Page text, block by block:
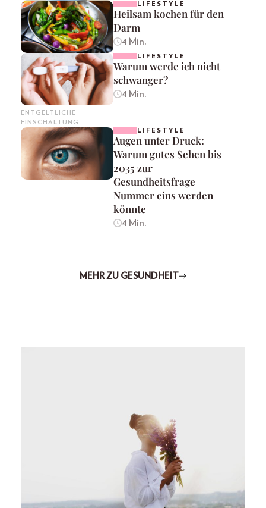
LIFESTYLE
Heilsam kochen für den
Darm
4 Min.
ENTGELTLICHE
EINSCHALTUNG
LIFESTYLE
Warum werde ich nicht
schwanger?
4 Min.
LIFESTYLE
Augen unter Druck:
Warum gutes Sehen bis
2035 zur
Gesundheitsfrage
Nummer eins werden
könnte
4 Min.
MEHR ZU GESUNDHEIT